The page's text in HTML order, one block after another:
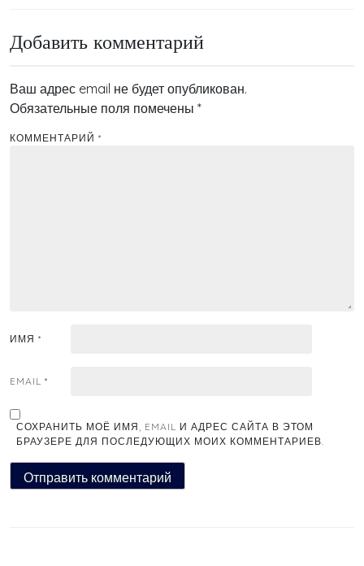
Добавить комментарий
Ваш адрес email не будет опубликован.
Обязательные поля помечены *
КОММЕНТАРИЙ *
ИМЯ *
EMAIL *
СОХРАНИТЬ МОЁ ИМЯ, EMAIL И АДРЕС САЙТА В ЭТОМ
БРАУЗЕРЕ ДЛЯ ПОСЛЕДУЮЩИХ МОИХ КОММЕНТАРИЕВ.